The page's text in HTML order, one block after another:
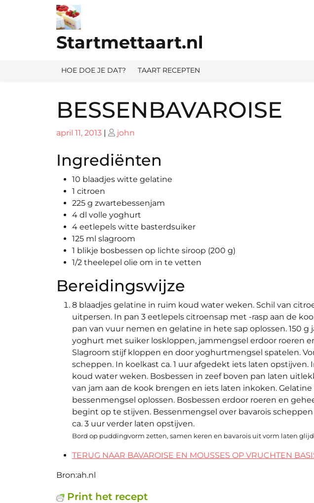
Startmettaart.nl
HOE DOE JE DAT? TAART RECEPTEN
BESSENBAVAROISE
Geplaatst
april 11, 2013 | Geplaatst
john
Ingrediënten
10 blaadjes witte gelatine
1 citroen
225 g zwartebessenjam
4 dl volle yoghurt
4 eetlepels witte basterdsuiker
125 ml slagroom
1 blikje bosbessen op lichte siroop (200 g)
1/2 theelepel olie om in te vetten
Bereidingswijze
8 blaadjes gelatine in ruim koud water weken. Schil van
uitpersen. In pan 3 eetlepels citroensap met -rasp aan de
pan van vuur nemen en gelatine in hete sap oplossen. 150
yoghurt met suiker loskloppen, jammengsel erdoor roeren
Slagroom stijf kloppen en door yoghurtmengsel spatelen.
scheppen. In koelkast ca. 1 uur afgedekt iets laten
koud water weken. Bosbessen in zeef boven pan laten
van jam aan de kook brengen en iets laten inkoken.
bessenmengsel oplossen. Bosbessen erdoor roeren en
begint op te stijven. Bessenmengsel over bavarois
ca. 3 uur verder laten opstijven.
Bord op puddingvorm zetten, samen keren en bavarois uit vorm laten
TERUG NAAR BAVAROISE EN MOUSSES OP VRUCHTEN
Bron:ah.nl
Print het recept